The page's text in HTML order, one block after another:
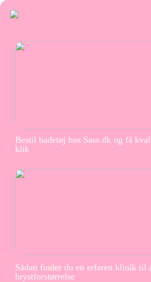
Bestil badetøj hos Sass.dk og få
klik
Sådan finder du en erfaren klinik til
brystforstørrelse